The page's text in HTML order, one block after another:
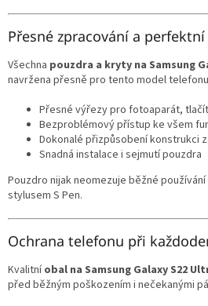
Přesné zpracování a
Všechna pouzdra a kryty na Samsung
navržena přesně pro tento model
Přesné výřezy pro fotoaparát,
Bezproblémový přístup ke všem
Dokonalé přizpůsobení konstrukci
Snadná instalace i sejmutí pouzdra
Pouzdro nijak neomezuje běžné
stylusem S Pen.
Ochrana telefonu při
Kvalitníobal na Samsung Galaxy S22
před běžným poškozením i nečekanými